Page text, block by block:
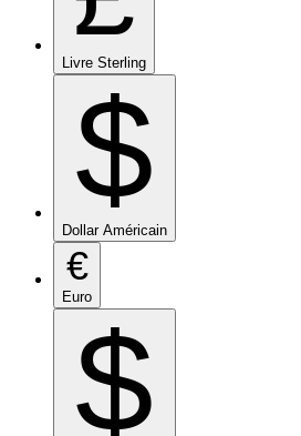
Livre Sterling
$
Dollar Américain
€
Euro
$